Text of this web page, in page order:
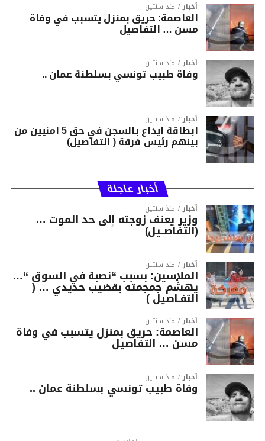
أخبار منذ سنتين
العاصمة: حريق بمنزل يتسبب في وفاة
مسن … التفاصيل
أخبار منذ سنتين
وفاة طبيب تونسي بسلطنة عمان ..
أخبار منذ سنتين
ابطاقة ايداع بالسجن في حق 5 امنيين من
بينهم رئيس فرقة ( التفاصيل)
أخبار عاجلة
أخبار منذ سنتين
وزير يعنف زوجته إلى حد الموت …
(التفاصــيل)
أخبار منذ سنتين
الملاسين: بسبب “نصبة في السوق “…
يهشّم جمجمته بقضيب حديدي … (
التفـاصيل )
أخبار منذ سنتين
العاصمة: حريق بمنزل يتسبب في وفاة
مسن … التفاصيل
أخبار منذ سنتين
وفاة طبيب تونسي بسلطنة عمان ..